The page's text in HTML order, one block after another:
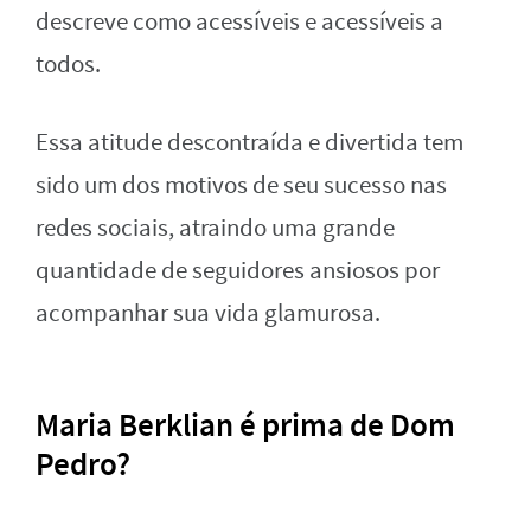
descreve como acessíveis e acessíveis a
todos.
Essa atitude descontraída e divertida tem
sido um dos motivos de seu sucesso nas
redes sociais, atraindo uma grande
quantidade de seguidores ansiosos por
acompanhar sua vida glamurosa.
Maria Berklian é prima de Dom
Pedro?